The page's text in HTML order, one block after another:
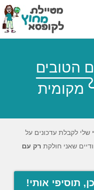
הטובים
מקומית
שלי לקבלת עדכונים על
שאני חולקת רק עם
כן, תוסיפי אותי!